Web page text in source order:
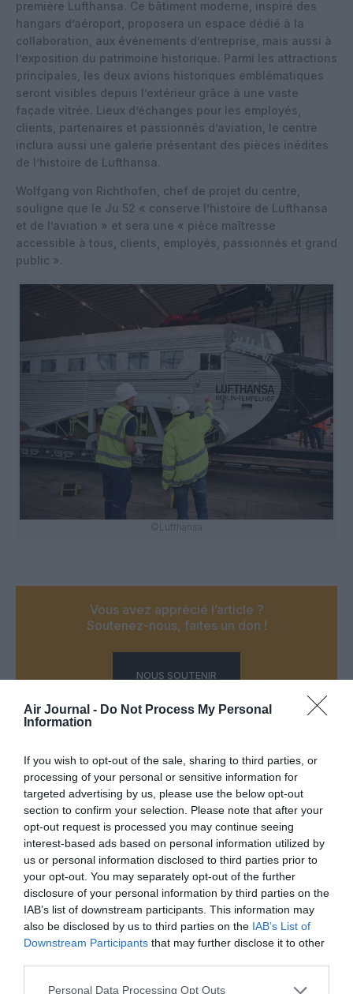
Air Journal - Do Not Process My Personal
Information
If you wish to opt-out of the sale, sharing to third parties, or
processing of your personal or sensitive information for
targeted advertising by us, please use the below opt-out
section to confirm your selection. Please note that after your
opt-out request is processed you may continue seeing
interest-based ads based on personal information utilized by
us or personal information disclosed to third parties prior to
your opt-out. You may separately opt-out of the further
disclosure of your personal information by third parties on the
IAB’s list of downstream participants. This information may
also be disclosed by us to third parties on the IAB’s List of
Downstream Participants that may further disclose it to other
Personal Data Processing Opt Outs
première Lufthansa. Ce bâtiment moderne, inspiré des
hangars d’aéroport, proposera un espace dédié à la
collaboration, aux événements d’entreprise, mais aussi à
l’exposition du patrimoine historique. Parmi les attractions
principales, les deux avions historiques emblématiques
seront visibles depuis l’extérieur grâce à une vaste
façade vitrée. Lieux d’échanges pour les employés,
clients, partenaires et passionnés d’aviation, le centre
inclura aussi une galerie présentant des pièces inédites
de l’histoire de Lufthansa.
Wolfgang von Richthofen, chef de projet du centre,
souligne que le Ju 52 « conserve l’histoire de Lufthansa
et de l’aviation » et sera une « pièce maîtresse
accessible à tous, clients, employés, passionnés et grand
public ».
©Lufthansa
Vous avez apprécié l’article ?
Soutenez-nous, faites un don !
NOUS SOUTENIR
PARTAGER L'ARTICLE
FacebookTwitterPinterestLinkedInEmail Print
Aucun commentaire !